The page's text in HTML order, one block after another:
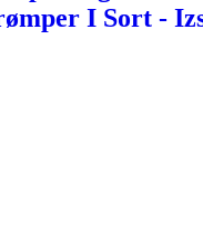
I Sort -